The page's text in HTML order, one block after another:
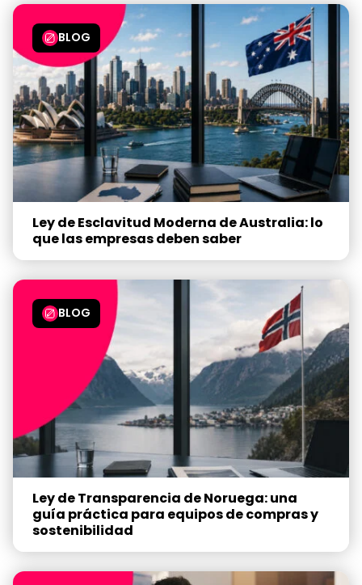
BLOG
Ley de Esclavitud Moderna de Australia: lo
que las empresas deben saber
BLOG
Ley de Transparencia de Noruega: una
guía práctica para equipos de compras y
sostenibilidad